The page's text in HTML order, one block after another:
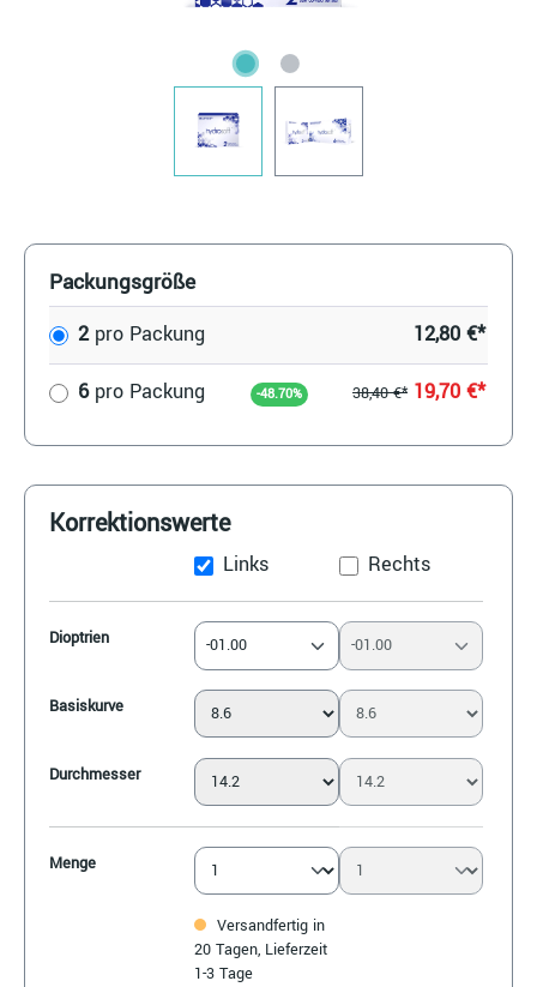
Packungsgröße
2 pro Packung
12,80 €*
6 pro Packung -48.70% 38,40 €* 19,70 €*
Korrektionswerte
Dioptrien
Basiskurve
Durchmesser
Menge
Links
-01.00
Versandfertig in
20 Tagen, Lieferzeit
1-3 Tage
Rechts
-01.00